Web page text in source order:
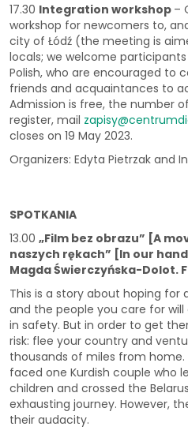
17.30 Integration workshop –
workshop for newcomers to,
city of Łódź (the meeting is
locals; we welcome
Polish, who are encouraged to
friends and acquaintances to
Admission is free, the number
register, mail
closes on 19 May 2023.
Organizers: Edyta Pietrzak and
SPOTKANIA
13.00 „Film bez obrazu” [A
naszych rękach” [In our
Magda Świerczyńska-Dolot.
This is a story about hoping
and the people you care for
in safety. But in order to get
risk: flee your country and
thousands of miles from
faced one Kurdish couple who
children and crossed the
exhausting journey. However,
their audacity.